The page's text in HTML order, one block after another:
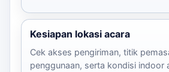
Kesiapan lokasi acara
Cek akses pengiriman, titik
penggunaan, serta kondisi indoor